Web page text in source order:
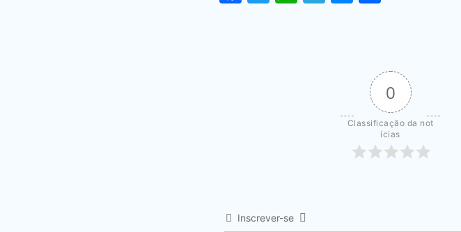
0
Classificação da not
ícias
Inscrever-se